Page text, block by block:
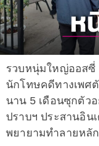
รวบหนุ่มใหญ่ออสซี่
นักโทษคดีทางเพศ
นาน 5 เดือนซุกตัว
ปราบฯ ประสานอิน
พยายามทำลายหลั